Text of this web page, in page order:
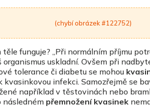
(chybí obrázek #122752)
funguje? ,,Při normálním příjmu
uskladní. Ovšem při
tolerance či diabetu se mohou
infekci. Samozřejmě se
například v těstovinách nebo
následném přemnožení kvasinek